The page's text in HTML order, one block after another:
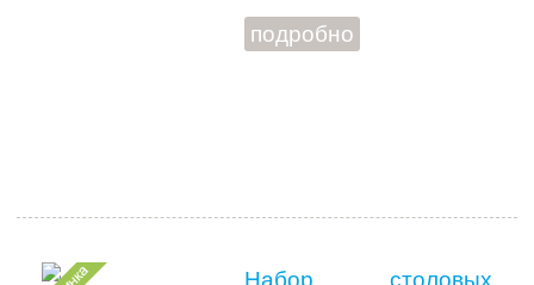
подробно
Набор столовых